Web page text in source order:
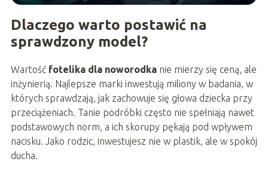
Dlaczego warto postawić na
sprawdzony model?
Wartość fotelika dla noworodkanie mierzy się ceną, ale
inżynierią. Najlepsze marki inwestują miliony w badania, w
których sprawdzają, jak zachowuje się głowa dziecka przy
przeciążeniach. Tanie podróbki często nie spełniają nawet
podstawowych norm, a ich skorupy pękają pod wpływem
nacisku. Jako rodzic, inwestujesz nie w plastik, ale w spokój
ducha.